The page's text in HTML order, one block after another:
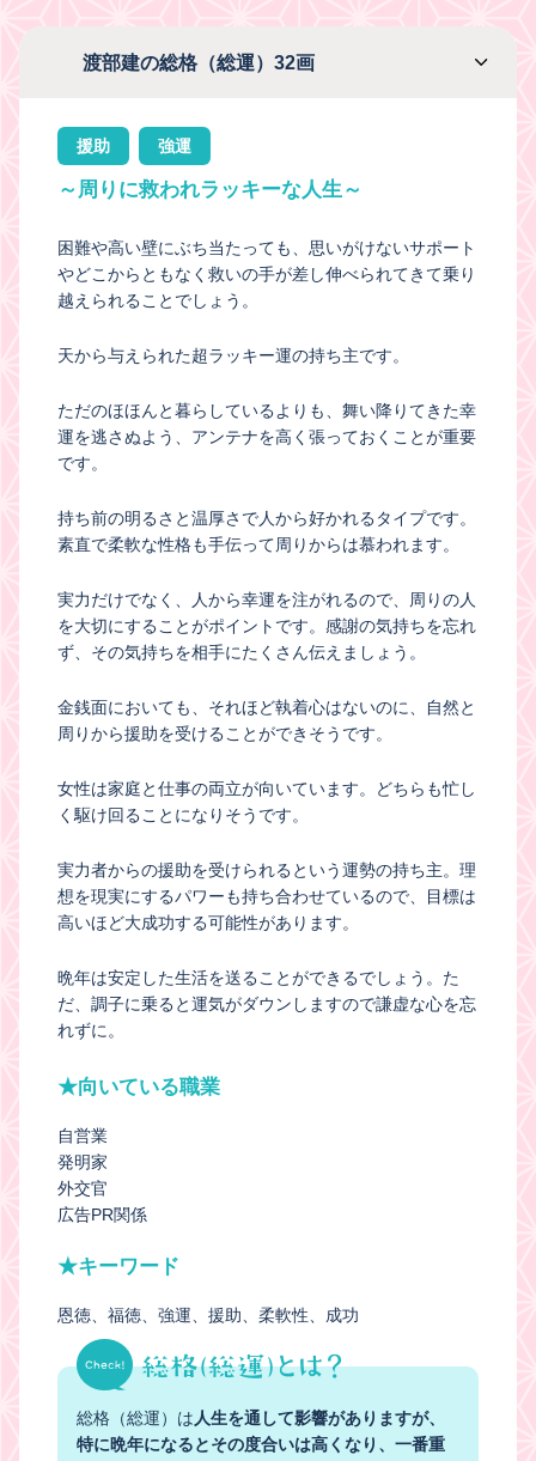
渡部建の総格（総運）32画
援助 強運
～周りに救われラッキーな人生～
困難や高い壁にぶち当たっても、思いがけないサポート
やどこからともなく救いの手が差し伸べられてきて乗り
越えられることでしょう。
天から与えられた超ラッキー運の持ち主です。
ただのほほんと暮らしているよりも、舞い降りてきた幸
運を逃さぬよう、アンテナを高く張っておくことが重要
です。
持ち前の明るさと温厚さで人から好かれるタイプです。
素直で柔軟な性格も手伝って周りからは慕われます。
実力だけでなく、人から幸運を注がれるので、周りの人
を大切にすることがポイントです。感謝の気持ちを忘れ
ず、その気持ちを相手にたくさん伝えましょう。
金銭面においても、それほど執着心はないのに、自然と
周りから援助を受けることができそうです。
女性は家庭と仕事の両立が向いています。どちらも忙し
く駆け回ることになりそうです。
実力者からの援助を受けられるという運勢の持ち主。理
想を現実にするパワーも持ち合わせているので、目標は
高いほど大成功する可能性があります。
晩年は安定した生活を送ることができるでしょう。た
だ、調子に乗ると運気がダウンしますので謙虚な心を忘
れずに。
★向いている職業
自営業
発明家
外交官
広告PR関係
★キーワード
恩徳 福徳 強運 援助 柔軟性 成功
総格（総運）は 人生を通して影響がありますが、
特に晩年になるとその度合いは高くなり、一番重